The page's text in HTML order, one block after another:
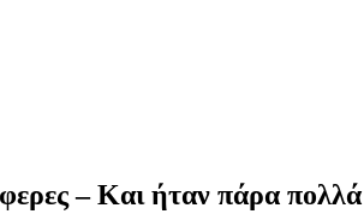
– Και ήταν πάρα πολλά